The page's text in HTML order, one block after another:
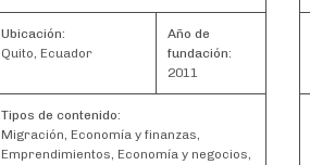
Ubicación:
Quito, Ecuador
Año de
fundación:
2011
Tipos de contenido:
Migración, Economía y finanzas,
Emprendimientos, Economía y negocios,